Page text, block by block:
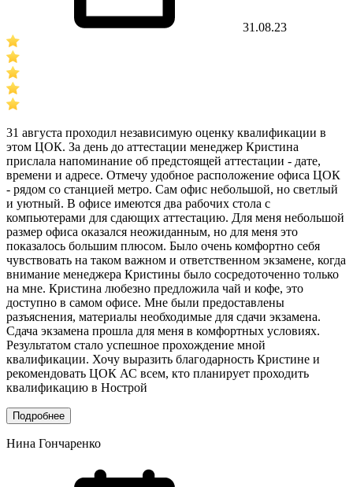
31.08.23
31 августа проходил независимую оценку квалификации в
этом ЦОК. За день до аттестации менеджер Кристина
прислала напоминание об предстоящей аттестации - дате,
времени и адресе. Отмечу удобное расположение офиса ЦОК
- рядом со станцией метро. Сам офис небольшой, но светлый
и уютный. В офисе имеются два рабочих стола с
компьютерами для сдающих аттестацию. Для меня небольшой
размер офиса оказался неожиданным, но для меня это
показалось большим плюсом. Было очень комфортно себя
чувствовать на таком важном и ответственном экзамене, когда
внимание менеджера Кристины было сосредоточенно только
на мне. Кристина любезно предложила чай и кофе, это
доступно в самом офисе. Мне были предоставлены
разъяснения, материалы необходимые для сдачи экзамена.
Сдача экзамена прошла для меня в комфортных условиях.
Результатом стало успешное прохождение мной
квалификации. Хочу выразить благодарность Кристине и
рекомендовать ЦОК АС всем, кто планирует проходить
квалификацию в Нострой
Подробнее
Нина Гончаренко